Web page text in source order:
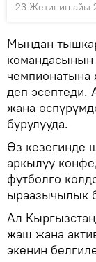
23 Жетинин айы
Мындан
деп эсептеди.
жана
бурулууда.
Өз кезегинде
аркылуу
футболго
ыраазычылык
Ал
жаш жана
экенин